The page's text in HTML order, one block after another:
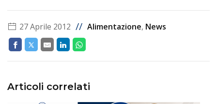
27 Aprile 2012 // Alimentazione, News
Articoli correlati